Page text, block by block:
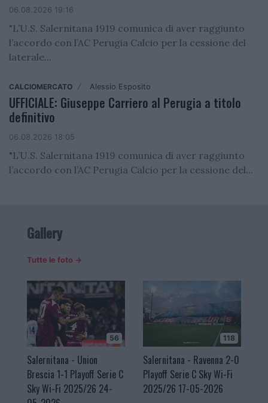
06.08.2026 19:16
"L’U.S. Salernitana 1919 comunica di aver raggiunto
l’accordo con l’AC Perugia Calcio per la cessione del
laterale...
CALCIOMERCATO / Alessio Esposito
UFFICIALE: Giuseppe Carriero al Perugia a titolo
definitivo
06.08.2026 18:05
"L’U.S. Salernitana 1919 comunica di aver raggiunto
l’accordo con l’AC Perugia Calcio per la cessione del...
Gallery
Tutte le foto →
56
Salernitana - Union
Brescia 1-1 Playoff Serie C
Sky Wi-Fi 2025/26 24-
118
Salernitana - Ravenna 2-0
Playoff Serie C Sky Wi-Fi
2025/26 17-05-2026